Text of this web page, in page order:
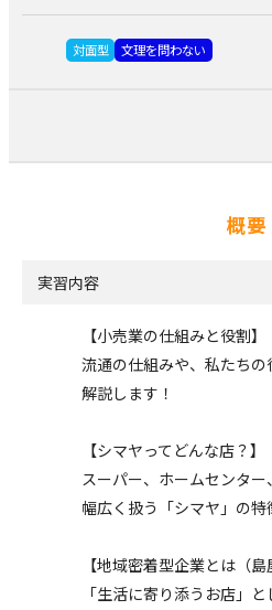
対面型 文理を問わない
概要
実習内容
【小売業の仕組みと役割】
流通の仕組みや、私たち
解説します！
【シマヤってどんな店？】
スーパー、ホームセンタ
幅広く扱う「シマヤ」の特
【地域密着型企業とは（
「生活に寄り添うお店」